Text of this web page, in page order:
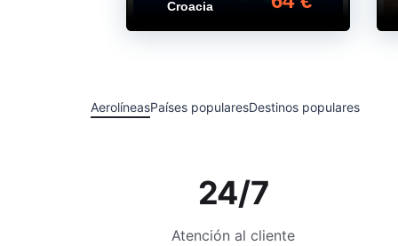
Croacia
AerolíneasPaíses popularesDestinos populares
24/7
Atención al cliente